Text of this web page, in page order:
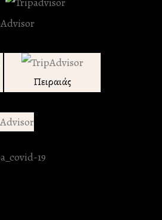
Πειραιάς